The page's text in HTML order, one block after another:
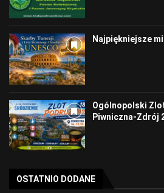
Najpiękniejsze
Ogólnopolski
Piwniczna-Zdrój
OSTATNIO DODANE